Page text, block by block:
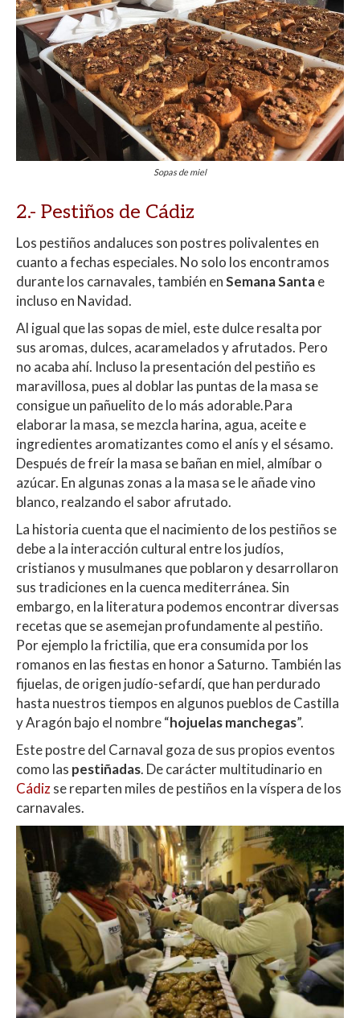
Sopas de miel
2.- Pestiños de Cádiz
Los pestiños andaluces son postres polivalentes en
cuanto a fechas especiales. No solo los encontramos
durante los carnavales, también enSemana Santae
incluso en Navidad.
Al igual que las sopas de miel, este dulce resalta por
sus aromas, dulces, acaramelados y afrutados. Pero
no acaba ahí. Incluso la presentación del pestiño es
maravillosa, pues al doblar las puntas de la masa se
consigue un pañuelito de lo más adorable.Para
elaborar la masa, se mezcla harina, agua, aceite e
ingredientes aromatizantes como el anís y el sésamo.
Después de freír la masa se bañan en miel, almíbar o
azúcar. En algunas zonas a la masa se le añade vino
blanco, realzando el sabor afrutado.
La historia cuenta que el nacimiento de los pestiños se
debe a la interacción cultural entre los judíos,
cristianos y musulmanes que poblaron y desarrollaron
sus tradiciones en la cuenca mediterránea. Sin
embargo, en la literatura podemos encontrar diversas
recetas que se asemejan profundamente al pestiño.
Por ejemplo la frictilia, que era consumida por los
romanos en las fiestas en honor a Saturno. También las
fijuelas, de origen judío-sefardí, que han perdurado
hasta nuestros tiempos en algunos pueblos de Castilla
y Aragón bajo el nombre “hojuelas manchegas”.
Este postre del Carnaval goza de sus propios eventos
como las pestiñadas. De carácter multitudinario en
Cádizse reparten miles de pestiños en la víspera de los
carnavales.